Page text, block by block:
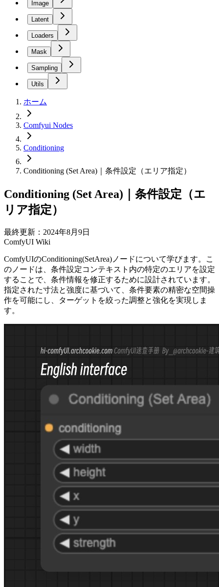
Image
Latent
Loaders
Mask
Sampling
Utils
ホーム
Comfyui Nodes
Conditioning
Conditioning (Set Area)｜条件設定（エリア指定）
Conditioning (Set Area)｜条件設定（エ
リア指定）
最終更新：2024年8月9日
ComfyUI Wiki
ComfyUIのConditioning(SetArea)ノードについて学びます。こ
のノードは、条件設定コンテキスト内の特定のエリアを設定
することで、条件情報を修正するために設計されています。
指定された寸法と強度に基づいて、条件要素の精密な空間操
作を可能にし、ターゲットを絞った調整と強化を実現しま
す。